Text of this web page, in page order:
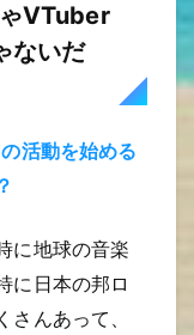
VTuber
ないだ
活動を始める
に地球の音楽
に日本の邦ロ
んあって、